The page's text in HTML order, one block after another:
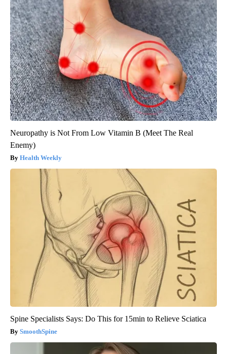
Neuropathy is Not From Low Vitamin B (Meet The Real
Enemy)
Health Weekly
Spine Specialists Says: Do This for 15min to Relieve Sciatica
SmoothSpine